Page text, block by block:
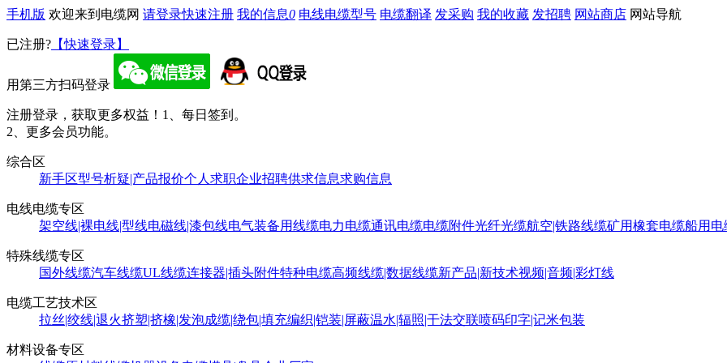
手机版 欢迎来到电缆网 请登录快速注册 我的信息0 电线电缆型号 电缆翻译 发采购 我的收藏 发招聘 网站商店 网站导航
已注册? 【快速登录】
用第三方扫码登录
注册登录，获取更多权益！ 1、每日签到。
2、更多会员功能。
综合区
新手区型号析疑|产品报价个人求职企业招聘供求信息求购信息
电线电缆专区
架空线|裸电线|型线电磁线|漆包线电气装备用线缆电力电缆通讯电缆电缆附件光纤光缆航空|铁路线缆矿用橡套电缆船用电
特殊线缆专区
国外线缆汽车线缆UL线缆连接器|插头附件特种电缆高频线缆|数据线缆新产品|新技术视频|音频|彩灯线
电缆工艺技术区
拉丝|绞线|退火挤塑|挤橡|发泡成缆|绕包|填充编织|铠装|屏蔽温水|辐照|干法交联喷码印字|记米包装
材料设备专区